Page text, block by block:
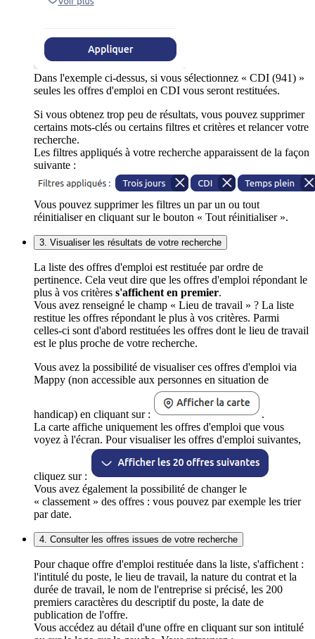
Dans l'exemple ci-dessus, si vous sélectionnez « CDI (941) »
seules les offres d'emploi en CDI vous seront restituées.
Si vous obtenez trop peu de résultats, vous pouvez supprimer
certains mots-clés ou certains filtres et critères et relancer votre
recherche.
Les filtres appliqués à votre recherche apparaissent de la façon
suivante :
Vous pouvez supprimer les filtres un par un ou tout
réinitialiser en cliquant sur le bouton « Tout réinitialiser ».
3. Visualiser les résultats de votre recherche
La liste des offres d'emploi est restituée par ordre de
pertinence. Cela veut dire que les offres d'emploi répondant le
plus à vos critères s'affichent en premier.
Vous avez renseigné le champ « Lieu de travail » ? La liste
restitue les offres répondant le plus à vos critères. Parmi
celles-ci sont d'abord restituées les offres dont le lieu de travail
est le plus proche de votre recherche.
Vous avez la possibilité de visualiser ces offres d'emploi via
Mappy (non accessible aux personnes en situation de
handicap) en cliquant sur :
.
La carte affiche uniquement les offres d'emploi que vous
voyez à l'écran. Pour visualiser les offres d'emploi suivantes,
cliquez sur :
Vous avez également la possibilité de changer le
« classement » des offres : vous pouvez par exemple les trier
par date.
4. Consulter les offres issues de votre recherche
Pour chaque offre d'emploi restituée dans la liste, s'affichent :
l'intitulé du poste, le lieu de travail, la nature du contrat et la
durée de travail, le nom de l'entreprise si précisé, les 200
premiers caractères du descriptif du poste, la date de
publication de l'offre.
Vous accédez au détail d'une offre en cliquant sur son intitulé